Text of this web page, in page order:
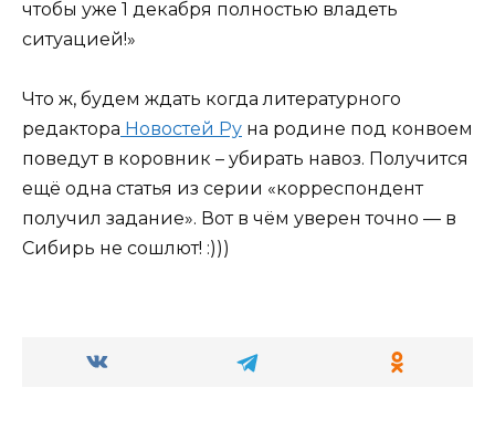
чтобы уже 1 декабря полностью владеть
ситуацией!»
Что ж, будем ждать когда литературного
редактора Новостей Ру на родине под конвоем
поведут в коровник – убирать навоз. Получится
ещё одна статья из серии «корреспондент
получил задание». Вот в чём уверен точно — в
Сибирь не сошлют! :)))